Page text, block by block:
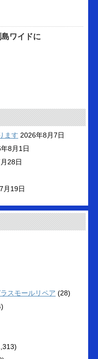
ワイドに
ます 2026年8月7日
8月1日
28日
月19日
スモールリペア (28)